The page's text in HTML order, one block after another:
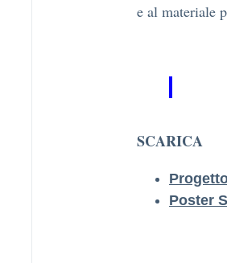
e al materiale
SCARICA
Poster